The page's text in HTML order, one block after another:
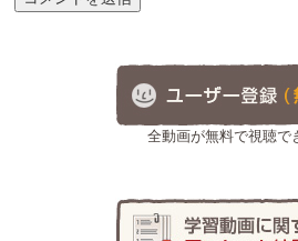
全動画が無料で視聴で